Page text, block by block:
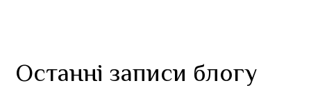
Останні записи блогу